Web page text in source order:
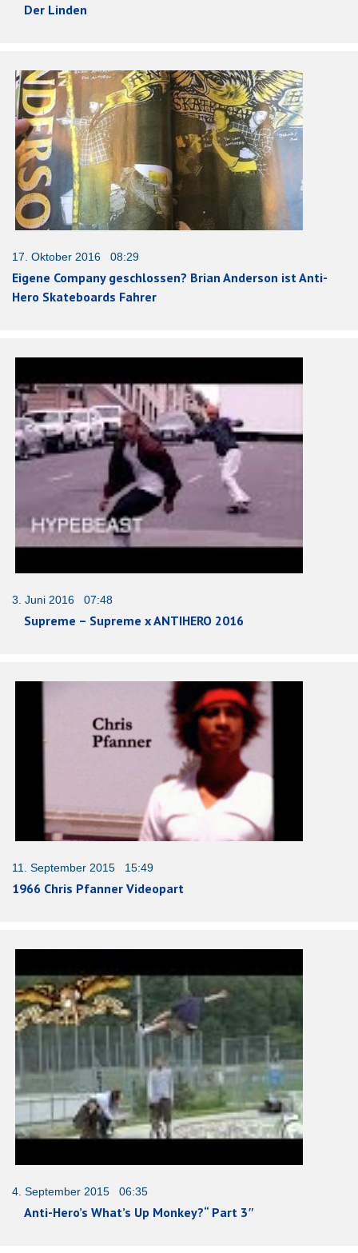
Der Linden
17. Oktober 2016 08:29
Eigene Company geschlossen? Brian Anderson ist Anti-
Hero Skateboards Fahrer
3. Juni 2016 07:48
Supreme – Supreme x ANTIHERO 2016
11. September 2015 15:49
1966 Chris Pfanner Videopart
4. September 2015 06:35
Anti-Hero’s What’s Up Monkey?“ Part 3″